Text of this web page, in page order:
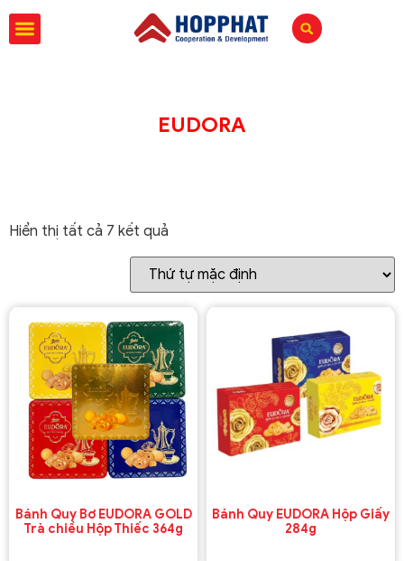
EUDORA
Hiển thị tất cả 7 kết quả
Bánh Quy Bơ EUDORA GOLD
Trà chiều Hộp Thiếc 364g
Bánh Quy EUDORA Hộp Giấy
284g